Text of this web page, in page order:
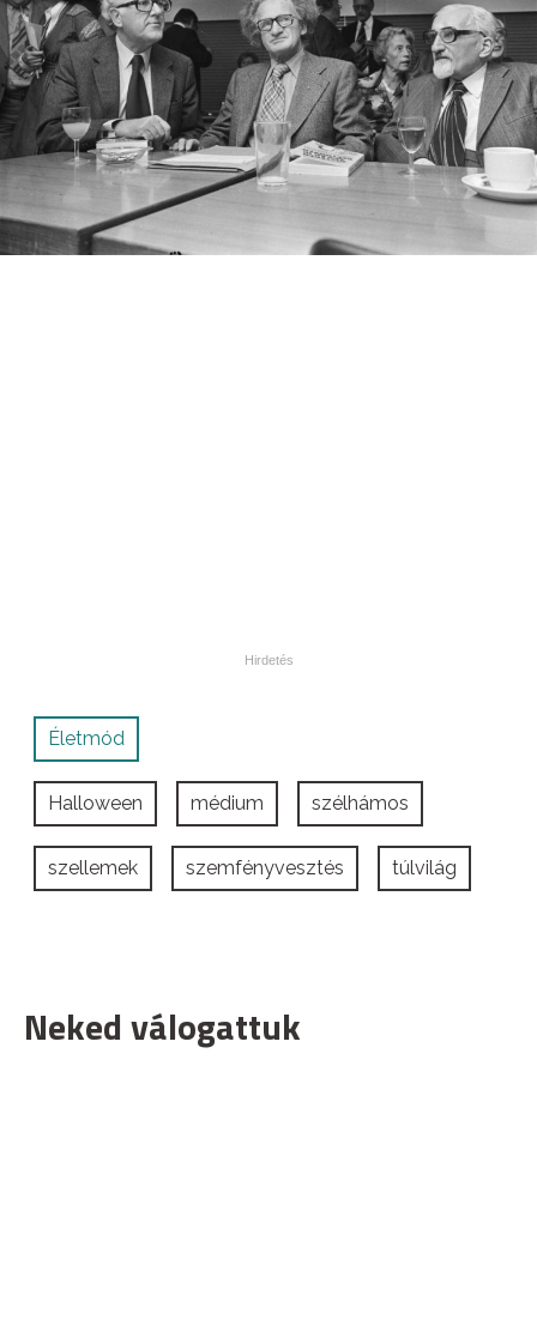
Életmód
Halloween médium szélhámos
szellemek szemfényvesztés túlvilág
Neked válogattuk